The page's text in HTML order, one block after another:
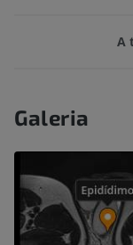
A
Galeria